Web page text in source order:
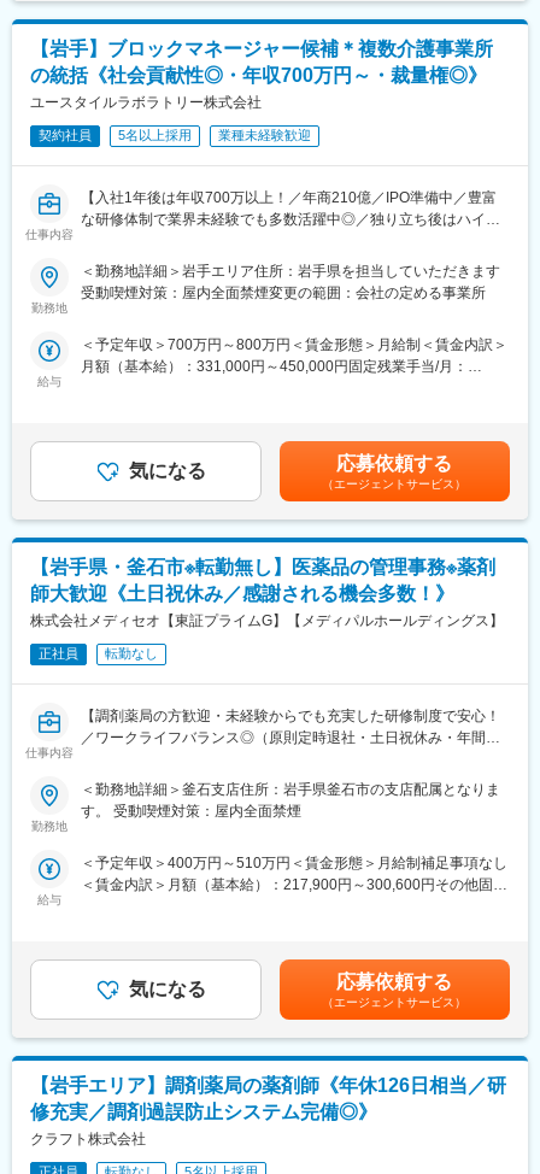
剤機器メーカーです。1971年創業と半世紀以上歴史をもち、特に
1980年代から他社に先駆けてスウェーデンなどヨーロッパに販売
網を拡大してきました。国内だけでなく、海外での売上も安定的
に伸びているため経営が安定しています。
ことが必要です。
病院とは違い、症状や患者の情報はなく、検体のみで検査結果を
出すためより検査に特化したスキルを身に着けることが可能で
す。
■組織構成：
検査グループは22～23名で構成されています。
現在定年を迎える社員もおり、増員での採用をしています。
■働き方について：
日勤と、夜勤と別れて業務を行っています。岩手県以外の病院か
日勤と夜勤の割合は、適性に応じて相談可能です。
・日本衛生検査所協会主催の生涯学習通信講座受講料 会社全額
補助
■当社について：
創設以来、私たちは臨床検査を通して地域社会に貢献したいとい
う変わらぬ思いと、お客様最優先の精神で「皆様の身近な検査
そしてその成果は、医療機関をはじめ多くのお客様から寄せられ
る評価の声となり、私たちの大切な財産となりました。
これからも、変わらぬ思いと精神で、より高精度の価値あるデー
タサービスをお届け出来る様、業務に精進してまいります。
変更の範囲：本文参照
【岩手】ブロックマネージャー候補＊複数介護事業所
の統括《社会貢献性◎・年収700万円～・裁量権◎》
ユースタイルラボラトリー株式会社
契約社員 5名以上採用 業種未経験歓迎
仕事内容
【入社1年後は年収700万以上！／年商210億／IPO準備中／豊富
な研修体制で業界未経験でも多数活躍中◎／独り立ち後はハイブ
重度障害のある方や高齢者の方等に医療的ケアサービスを行う訪
ジャー候補を募集します。
★下記インタビューをぜひご覧ください！
・部門の運営、売上管理
・営業活動
・サービス提供管理・保守
・ご利用者様やご家族へのヒアリング、サービス設計・立上げ
・ケアマネージャーや医療機関、福祉事業所、行政等との調整
・スタッフの採用・指導・育成
・各種プロジェクトへの参加
※担当エリアは選考時の希望を考慮の上、決定します。
【入社直後の流れ】
す。
■入社～1カ月目
格取得。なお、資格取得のための費用は当社負担となります。
■1～3か月目
※研修終了後は現場業務は無くなるため日勤のみ
■3～6か月目
所運営を行います。※上司がメンターとなり手厚いサポートがござ
います。
■本配属後
・各事業所の課題や目的に合わせてマネジメント業務に専念頂き
ます。
※独り立ち後はリモート×出社も可
【キャリアパス（例）】
・医療介護スタッフ（2週間程度の基礎研修必要資格取得、現場業
勤務地
＜勤務地詳細＞岩手エリア住所：岩手県を担当していただきます
受動喫煙対策：屋内全面禁煙変更の範囲：会社の定める事業所
給与
＜予定年収＞700万円～800万円＜賃金形態＞月給制＜賃金内訳＞
月額（基本給）：331,000円～450,000円固定残業手当/月：
有■賞与：年2回※前職給与を考慮※経験・スキル・スタートポジシ
ョンにおいて異なる※評価により昇格・昇給あり※エリアにより地
域加算手当分が異なる※時間外手当は別途全額支給賃金はあくまで
も目安の金額であり、選考を通じて上下する可能性があります。
月給(月額)は固定手当を含めた表記です。
気になる 応募依頼する
（エージェントサービス）
【岩手県・釜石市※転勤無し】医薬品の管理事務※薬剤
師大歓迎《土日祝休み／感謝される機会多数！》
株式会社メディセオ【東証プライムG】【メディパルホールディングス】
正社員 転勤なし
仕事内容
【調剤薬局の方歓迎・未経験からでも充実した研修制度で安心！
／ワークライフバランス◎（原則定時退社・土日祝休み・年間休
■職務内容
通して手厚くフォローしますのでご安心ください！
・取引先へのDI問合せ対応（製造販売後の安全管理業務）
・営業担当者（MS）への薬事研修 等
■働き方
残業は月平均2時間程と、ほとんど定時で終業することが可能で
す。
時短勤務も可能な環境のため、ママさんの活躍事例もございます
◎
※入社1年間は時短勤務不可
勤務地
＜勤務地詳細＞釜石支店住所：岩手県釜石市の支店配属となりま
す。 受動喫煙対策：屋内全面禁煙
給与
＜予定年収＞400万円～510万円＜賃金形態＞月給制補足事項なし
＜賃金内訳＞月額（基本給）：217,900円～300,600円その他固定
与：年2回賃金はあくまでも目安の金額であり、選考を通じて上下
する可能性があります。月給(月額)は固定手当を含めた表記です。
気になる 応募依頼する
（エージェントサービス）
【岩手エリア】調剤薬局の薬剤師《年休126日相当／研
修充実／調剤過誤防止システム完備◎》
クラフト株式会社